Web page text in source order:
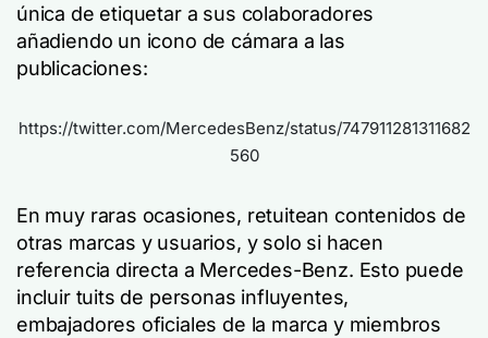
única de etiquetar a sus colaboradores
añadiendo un icono de cámara a las
publicaciones:
https://twitter.com/MercedesBenz/status/747911281311682
560
En muy raras ocasiones, retuitean contenidos de
otras marcas y usuarios, y solo si hacen
referencia directa a Mercedes-Benz. Esto puede
incluir tuits de personas influyentes,
embajadores oficiales de la marca y miembros